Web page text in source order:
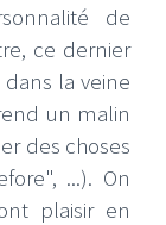
de
ce dernier
la veine
un malin
des choses
...). On
plaisir en